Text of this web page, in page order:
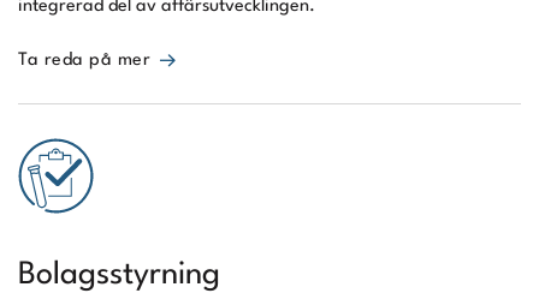
integrerad del av affärsutvecklingen.
Ta reda på mer
Bolagsstyrning